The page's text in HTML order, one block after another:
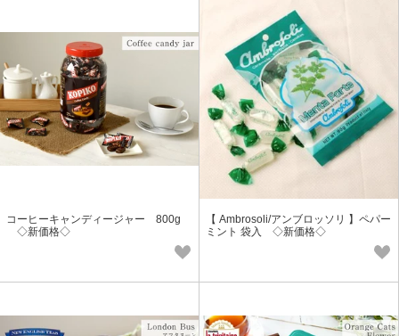
コーヒーキャンディージャー 800g
◇新価格◇
【 Ambrosoli/アンブロッソリ 】ペパー
ミント 袋入 ◇新価格◇